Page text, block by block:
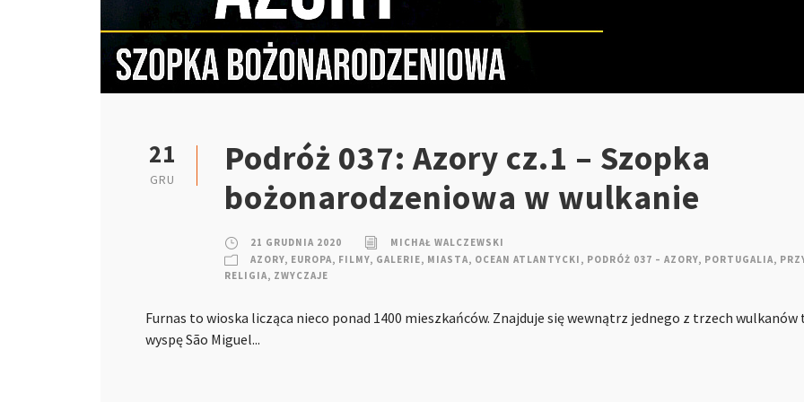
21
GRU
Podróż 037: Azory cz.1 – Szopka
bożonarodzeniowa w wulkanie
21 GRUDNIA 2020
MICHAŁ WALCZEWSKI
AZORY, EUROPA, FILMY, GALERIE, MIASTA, OCEAN ATLANTYCKI , PODRÓŻ 037 – AZORY, PORTUGALIA,
RELIGIA, ZWYCZAJE
Furnas to wioska licząca nieco ponad 1400 mieszkańców. Znajduje się wewnątrz jednego z trzech wulkanów
wyspę São Miguel...